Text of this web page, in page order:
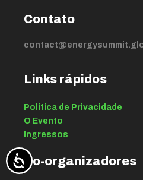
Contato
Links rápidos
Política de Privacidade
O Evento
Ingressos
Co-organizadores